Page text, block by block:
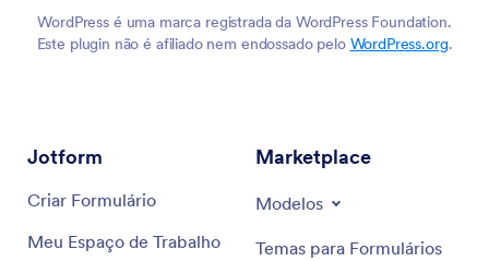
WordPress é uma marca registrada da WordPress Foundation.
Este plugin não é afiliado nem endossado pelo WordPress.org.
Jotform
Criar Formulário
Meu Espaço de Trabalho
Marketplace
Modelos
Temas para Formulários